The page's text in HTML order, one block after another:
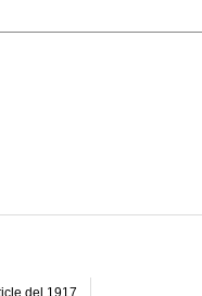
del 1917